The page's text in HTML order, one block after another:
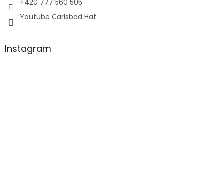
+420 777 560 505
Youtube Carlsbad Hat
Instagram